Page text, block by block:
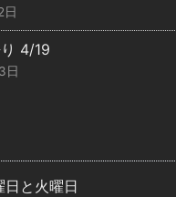
4/19
日
と火曜日